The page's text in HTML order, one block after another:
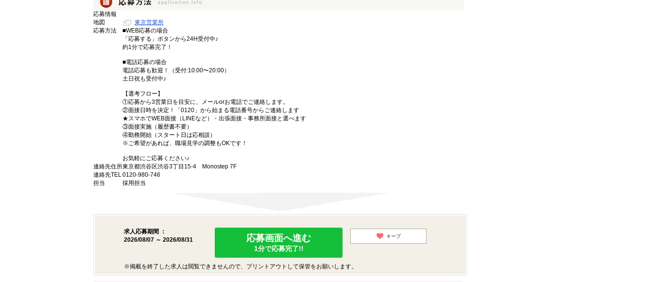
応募情報
地図
東京営業所
応募方法
■WEB応募の場合
「応募する」ボタンから24H受付中♪
約1分で応募完了！
■電話応募の場合
電話応募も歓迎！（受付:10:00〜20:00）
土日祝も受付中♪
【選考フロー】
①応募から3営業日を目安に、メールorお電話でご連絡します。
②面接日時を決定！「0120」から始まる電話番号からご連絡します
★スマホでWEB面接（LINEなど）・出張面接・事務所面接と選べます
③面接実施（履歴書不要）
④勤務開始（スタート日は応相談）
※ご希望があれば、職場見学の調整もOKです！
お気軽にご応募ください♪
連絡先住所東京都渋谷区渋谷3丁目15-4 Monostep 7F
連絡先TEL0120-980-746
担当
採用担当
求人応募期間 ：
2026/08/07 ～ 2026/08/31
応募画面へ進む
1分で応募完了!!
キープ
※掲載を終了した求人は閲覧できませんので、プリントアウトして保管をお願いします。